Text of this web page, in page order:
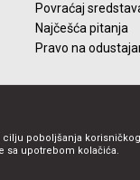
Povraćaj
Najčešća pitanja
Pravo na
poboljšanja
sa upotrebom kolačića.